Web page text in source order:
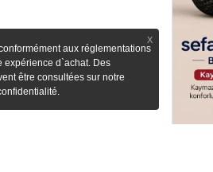
X
aux réglementations
expérience d`achat. Des
être consultées sur notre